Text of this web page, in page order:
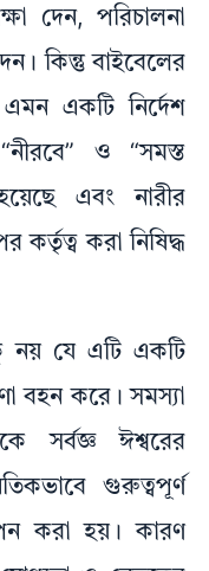
দেন, পরিচালনা
কিন্তু বাইবেলের
একটি নির্দেশ
ও “সমস্ত
এবং নারীর
কর্তৃত্ব করা নিষিদ্ধ
নয় যে এটি একটি
বহন করে। সমস্যা
ঈশ্বরের
গুরুত্বপূর্ণ
করা হয়। কারণ